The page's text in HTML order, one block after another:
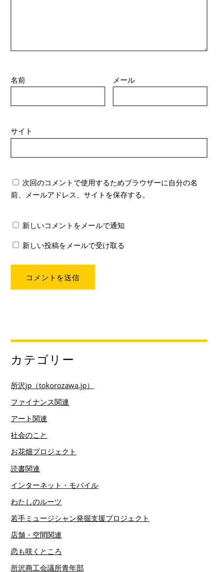
名前 メール
サイト
次回のコメントで使用するためブラウザーに自分の名
前、メールアドレス、サイトを保存する。
新しいコメントをメールで通知
新しい投稿をメールで受け取る
カテゴリー
所沢jp（tokorozawa.jp）
ファイナンス関連
アート関連
社会のこと
お花畑プロジェクト
読書関連
インターネット・モバイル
わたしのルーツ
若手ミュージシャン発掘支援プロジェクト
店舗・空間関連
恋も咲くところ
所沢商工会議所青年部